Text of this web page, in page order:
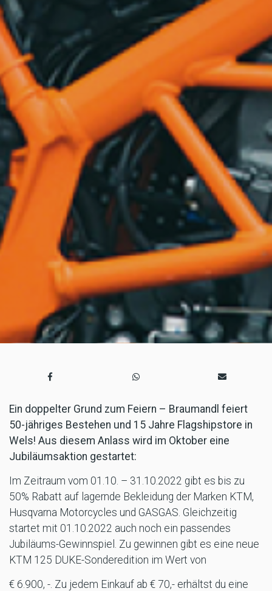
Ein doppelter Grund zum Feiern – Braumandl feiert
50-jähriges Bestehen und 15 Jahre Flagshipstore in
Wels! Aus diesem Anlass wird im Oktober eine
Jubiläumsaktion gestartet:
Im Zeitraum vom 01.10. – 31.10.2022 gibt es bis zu
50% Rabatt auf lagernde Bekleidung der Marken KTM,
Husqvarna Motorcycles und GASGAS. Gleichzeitig
startet mit 01.10.2022 auch noch ein passendes
Jubiläums-Gewinnspiel. Zu gewinnen gibt es eine neue
KTM 125 DUKE-Sonderedition im Wert von
€ 6.900, -. Zu jedem Einkauf ab € 70,- erhältst du eine